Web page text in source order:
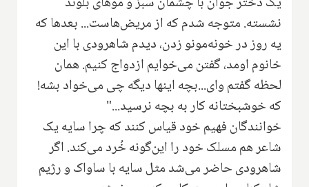
نشسته. متوجه شدم که از مریض‌هاست... بعد‌ها که
یه روز در خونه‌مونو زدن، دیدم شاهرودی با این
خانوم اومد، گفتن می‌خوایم ازدواج کنیم. همان
‌لحظه گفتم وای...بچه اینها دیگه چی می‌خواد بشه!
که خوشبختانه کار به بچه نرسید..."
خوانندگان فهیم خود قیاس کنند که چرا سایه یک
شاعر هم مسلک خود را این‌گونه خُرد می‌کند. اگر
شاهرودی حاضر می‌شد مثل سایه با ساواک و رژیم